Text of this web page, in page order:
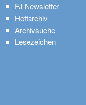
FJ Newsletter
Heftarchiv
Archivsuche
Lesezeichen